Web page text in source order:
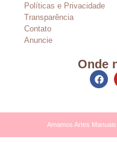
Políticas e Privacidade
Transparência
Contato
Anuncie
Onde
Amamos Artes